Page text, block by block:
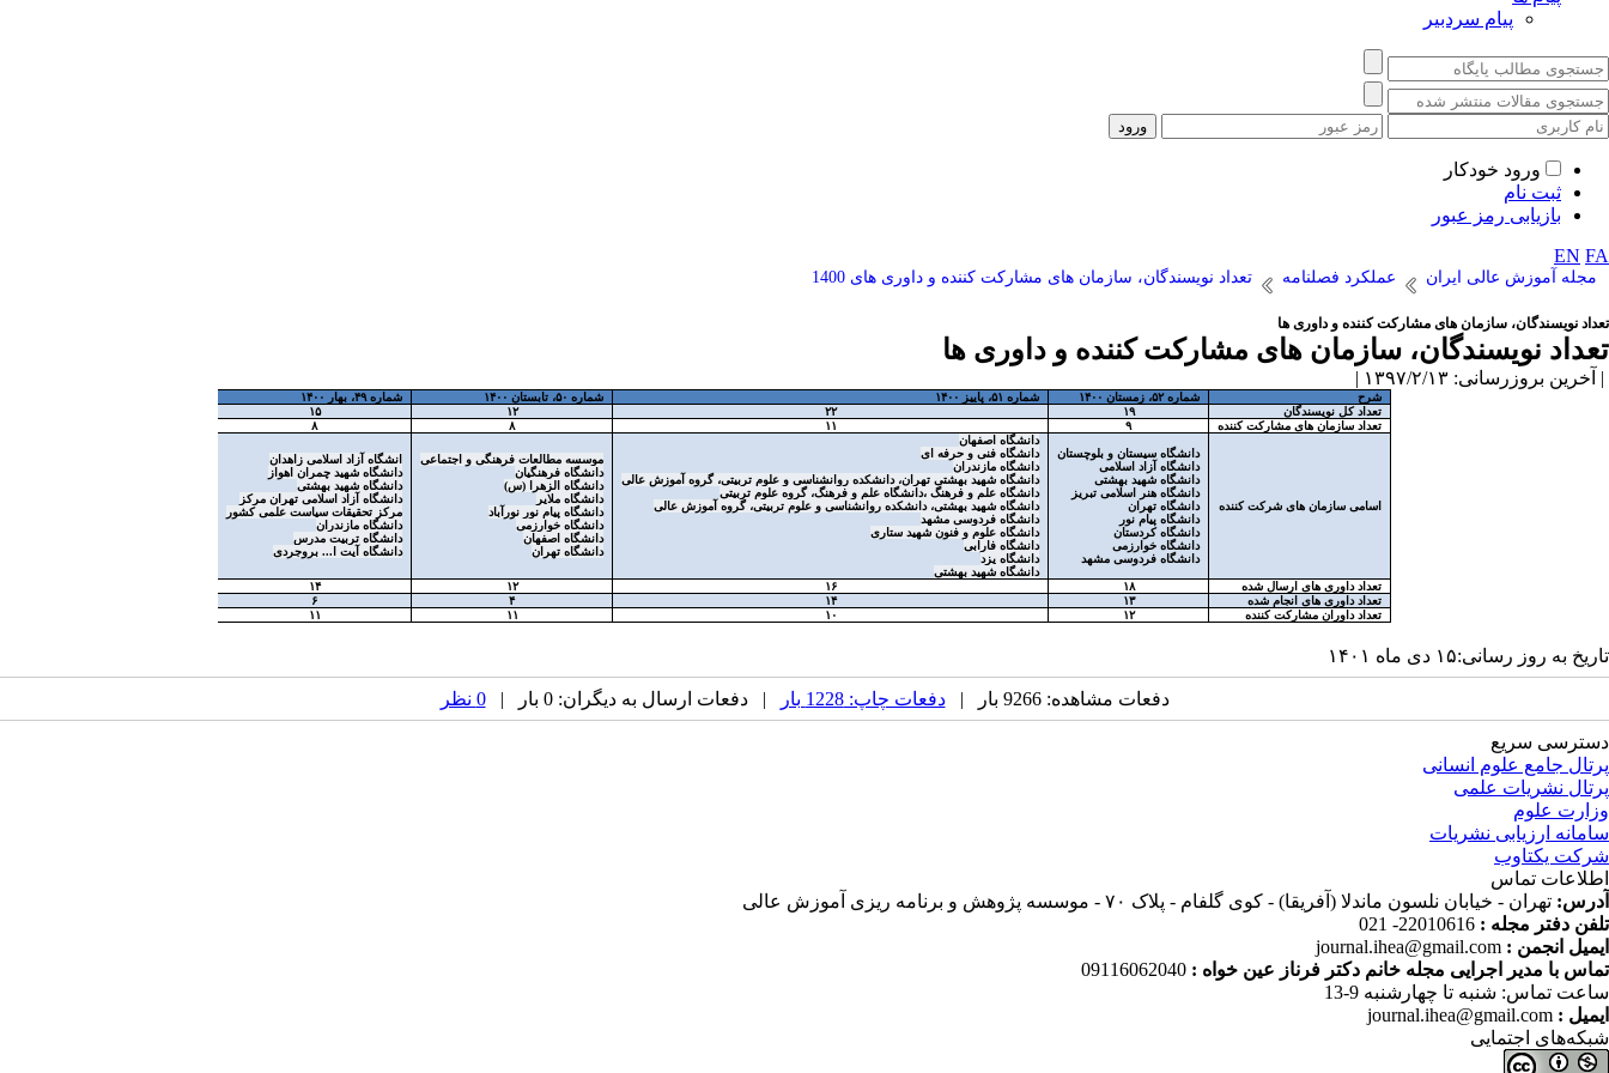
پیام سردبیر
ورود خودکار
ثبت نام
بازیابی رمز عبور
EN FA
مجله آموزش عالی ایران عملکرد فصلنامه تعداد نویسندگان، سازمان های مشارکت کننده و داوری های 1400
تعداد نویسندگان، سازمان های مشارکت کننده و داوری ها
تعداد نویسندگان، سازمان های مشارکت کننده و داوری ها
| آخرین بروزرسانی: ۱۳۹۷/۲/۱۳ |
شرح شماره ۵۲، زمستان ۱۴۰۰ شماره ۵۱، پاییز ۱۴۰۰ شماره ۵۰، تابستان ۱۴۰۰
شماره ۴۹، بهار ۱۴۰۰
تعداد کل نویسندگان
۱۹ ۲۲ ۱۲
۱۵
تعداد سازمان های مشارکت کننده
۹ ۱۱ ۸ ۸
اسامی سازمان های شرکت کننده
دانشگاه سیستان و بلوچستان
دانشگاه آزاد اسلامی
دانشگاه شهید بهشتی
دانشگاه هنر اسلامی تبریز
دانشگاه تهران
دانشگاه پیام نور
دانشگاه کردستان
دانشگاه خوارزمی
دانشگاه فردوسی مشهد
دانشگاه اصفهان
دانشگاه فنی و حرفه ای
دانشگاه مازندران
دانشگاه شهید بهشتی تهران، دانشکده روانشناسی و علوم تربیتی، گروه آموزش عالی
دانشگاه علم و فرهنگ ،دانشگاه علم و فرهنگ، گروه علوم تربیتی
دانشگاه شهید بهشتی، دانشکده روانشناسی و علوم تربیتی، گروه آموزش عالی
دانشگاه فردوسی مشهد
دانشگاه علوم و فنون شهید ستاری
دانشگاه فارابی
دانشگاه یزد
دانشگاه شهید بهشتی
موسسه مطالعات فرهنگی و اجتماعی
دانشگاه فرهنگیان
دانشگاه الزهرا (س)
دانشگاه ملایر
دانشگاه پیام نور نورآباد
دانشگاه خوارزمی
دانشگاه اصفهان
دانشگاه تهران
انشگاه آزاد اسلامی زاهدان
دانشگاه شهید چمران اهواز
دانشگاه شهید بهشتی
دانشگاه آزاد اسلامی تهران مرکز
مرکز تحقیقات سیاست علمی کشور
دانشگاه مازندران
دانشگاه تربیت مدرس
دانشگاه آیت ا... بروجردی
تعداد داوری های ارسال شده ۱۸ ۱۶ ۱۲
۱۴
تعداد داوری های انجام شده
۱۳ ۱۴ ۴
۶
تعداد داوران مشارکت کننده
۱۲ ۱۰ ۱۱ ۱۱
تاریخ به روز رسانی:۱۵ دی ماه ۱۴۰۱
دفعات مشاهده: 9266 بار | دفعات چاپ: 1228 بار | دفعات ارسال به دیگران: 0 بار | 0 نظر
دسترسی سریع
پرتال جامع علوم انسانی
پرتال نشریات علمی
وزارت علوم
سامانه ارزیابی نشریات
شرکت یکتاوب
اطلاعات تماس
آدرس: تهران - خیابان نلسون ماندلا (آفریقا) - کوی گلفام - پلاک ۷۰ - موسسه پژوهش و برنامه ریزی آموزش عالی
تلفن دفتر مجله : 22010616- 021
ایمیل انجمن : journal.ihea@gmail.com
تماس با مدیر اجرایی مجله خانم دکتر فرناز عین خواه : 09116062040
ساعت تماس: شنبه تا چهارشنبه 9-13
ایمیل : journal.ihea@gmail.com
شبکه‌های اجتمایی